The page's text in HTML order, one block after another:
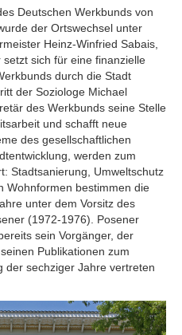
Deutschen Werkbunds von
der Ortswechsel unter
Heinz-Winfried Sabais,
sich für eine finanzielle
durch die Stadt
der Soziologe Michael
des Werkbunds seine Stelle
und schafft neue
des gesellschaftlichen
werden zum
Stadtsanierung, Umweltschutz
Wohnformen bestimmen die
unter dem Vorsitz des
(1972-1976). Posener
sein Vorgänger, der
Publikationen zum
der sechziger Jahre vertreten